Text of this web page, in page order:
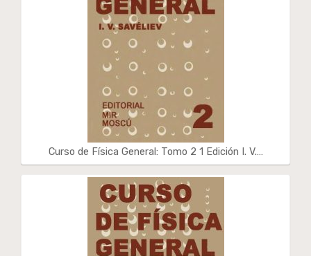
Curso de Física General: Tomo 2 1 Edición I. V.…